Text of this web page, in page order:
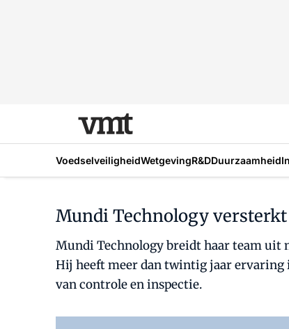
VoedselveiligheidWetgevingR&DDuurzaamheid
Mundi Technology
Mundi Technology breidt haar team uit
Hij heeft meer dan twintig jaar ervaring
van controle en inspectie.